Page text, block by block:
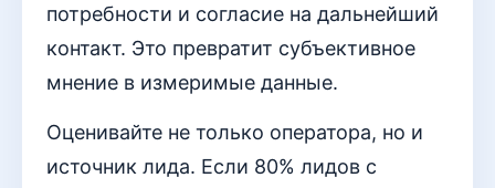
потребности и согласие на дальнейший
контакт. Это превратит субъективное
мнение в измеримые данные.
Оценивайте не только оператора, но и
источник лида. Если 80% лидов с